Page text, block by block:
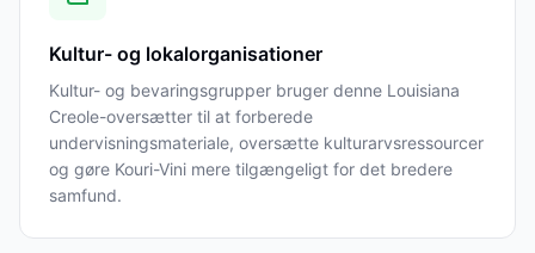
Kultur- og lokalorganisationer
Kultur- og bevaringsgrupper bruger denne Louisiana
Creole-oversætter til at forberede
undervisningsmateriale, oversætte kulturarvsressourcer
og gøre Kouri-Vini mere tilgængeligt for det bredere
samfund.